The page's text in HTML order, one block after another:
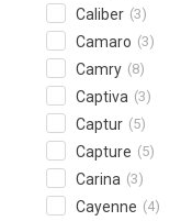
Caliber (3)
Camaro (3)
Camry (8)
Captiva (3)
Captur (5)
Capture (5)
Carina (3)
Cayenne (4)